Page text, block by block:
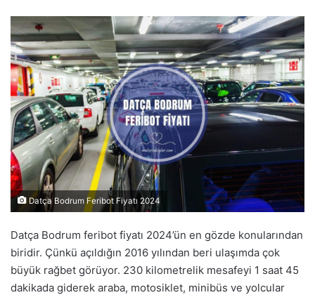
Datça Bodrum Feribot Fiyatı 2024
Datça Bodrum feribot fiyatı 2024’ün en gözde konularından
biridir. Çünkü açıldığın 2016 yılından beri ulaşımda çok
büyük rağbet görüyor. 230 kilometrelik mesafeyi 1 saat 45
dakikada giderek araba, motosiklet, minibüs ve yolcular